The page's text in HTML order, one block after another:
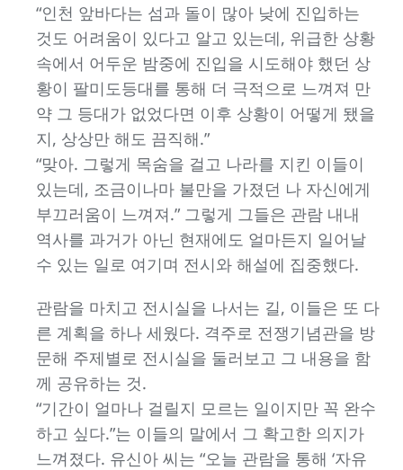
“인천 앞바다는 섬과 돌이 많아 낮에 진입하는
것도 어려움이 있다고 알고 있는데, 위급한 상황
속에서 어두운 밤중에 진입을 시도해야 했던 상
황이 팔미도등대를 통해 더 극적으로 느껴져 만
약 그 등대가 없었다면 이후 상황이 어떻게 됐을
지, 상상만 해도 끔직해.”
“맞아. 그렇게 목숨을 걸고 나라를 지킨 이들이
있는데, 조금이나마 불만을 가졌던 나 자신에게
부끄러움이 느껴져.” 그렇게 그들은 관람 내내
역사를 과거가 아닌 현재에도 얼마든지 일어날
수 있는 일로 여기며 전시와 해설에 집중했다.
관람을 마치고 전시실을 나서는 길, 이들은 또 다
른 계획을 하나 세웠다. 격주로 전쟁기념관을 방
문해 주제별로 전시실을 둘러보고 그 내용을 함
께 공유하는 것.
“기간이 얼마나 걸릴지 모르는 일이지만 꼭 완수
하고 싶다.”는 이들의 말에서 그 확고한 의지가
느껴졌다. 유신아 씨는 “오늘 관람을 통해 ‘자유